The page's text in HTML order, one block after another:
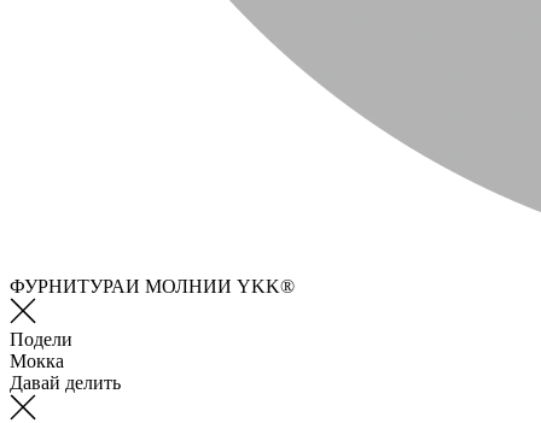
ФУРНИТУРАИ МОЛНИИ YKK®
Подели
Мокка
Давай делить